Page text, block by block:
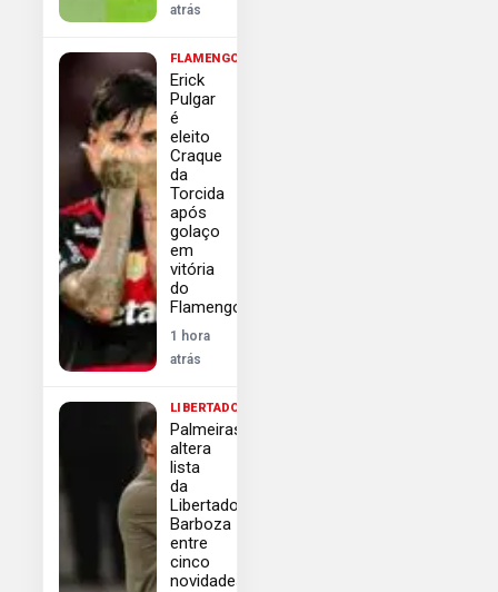
atrás
FLAMENGO
Erick
Pulgar
é
eleito
Craque
da
Torcida
após
golaço
em
vitória
do
Flamengo
1 hora
atrás
LIBERTADORES
Palmeiras
altera
lista
da
Libertadores:
Barboza
entre
cinco
novidades